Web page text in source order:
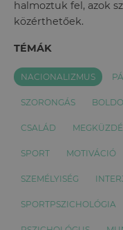
halmoztuk fel, azok
közérthetőek.
TÉMÁK
NACIONALIZMUS
SZORONGÁS
CSALÁD
SPORT MOTIVÁCIÓ
SZEMÉLYISÉG
SPORTPSZICHOLÓGIA